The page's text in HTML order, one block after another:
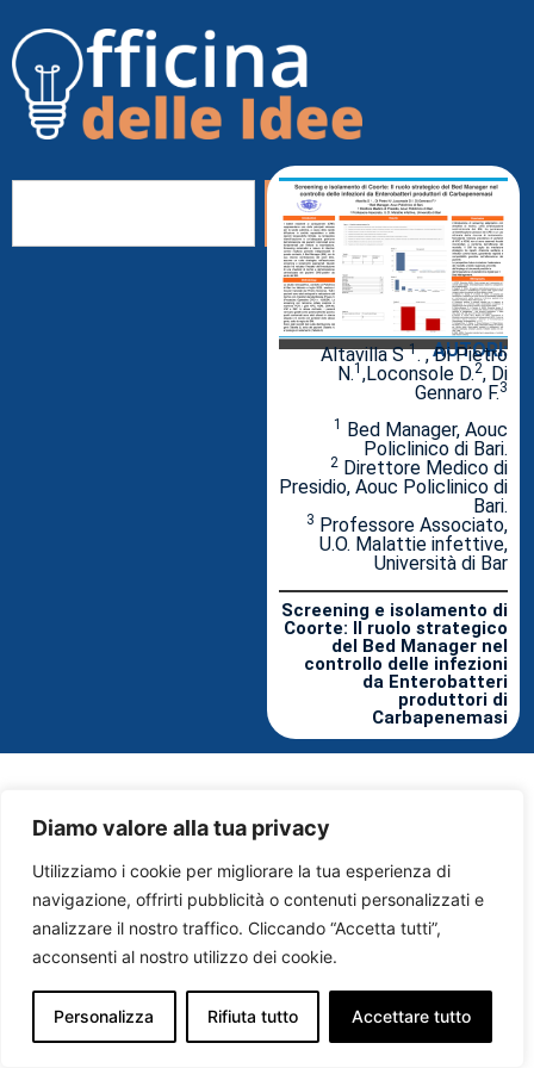
Diamo valore alla tua privacy
Utilizziamo i cookie per migliorare la tua esperienza di
navigazione, offrirti pubblicità o contenuti personalizzati e
analizzare il nostro traffico. Cliccando “Accetta tutti”,
acconsenti al nostro utilizzo dei cookie.
Personalizza Rifiuta tutto Accettare tutto
AUTORI:
Altavilla S1. , Di Pietro
N.1 ,Loconsole D.2, Di
Gennaro F.3
1 Bed Manager, Aouc
Policlinico di Bari.
2 Direttore Medico di
Presidio, Aouc Policlinico di
Bari.
3 Professore Associato,
U.O. Malattie infettive,
Università di Bar
Screening e isolamento di
Coorte: Il ruolo strategico
del Bed Manager nel
controllo delle infezioni
da Enterobatteri
produttori di
Carbapenemasi